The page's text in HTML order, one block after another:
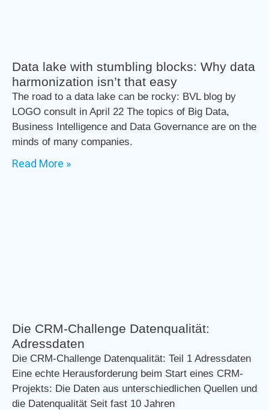
Data lake with stumbling blocks: Why data
harmonization isn’t that easy
The road to a data lake can be rocky: BVL blog by
LOGO consult in April 22 The topics of Big Data,
Business Intelligence and Data Governance are on the
minds of many companies.
Read More »
Die CRM-Challenge Datenqualität:
Adressdaten
Die CRM-Challenge Datenqualität: Teil 1 Adressdaten
Eine echte Herausforderung beim Start eines CRM-
Projekts: Die Daten aus unterschiedlichen Quellen und
die Datenqualität Seit fast 10 Jahren